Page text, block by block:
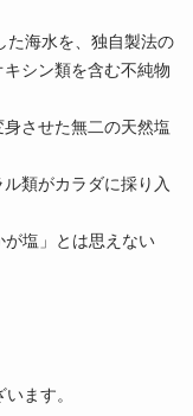
た海水を、独自製法の
シン類を含む不純物
させた無二の天然塩
類がカラダに採り入
塩」とは思えない
ます。